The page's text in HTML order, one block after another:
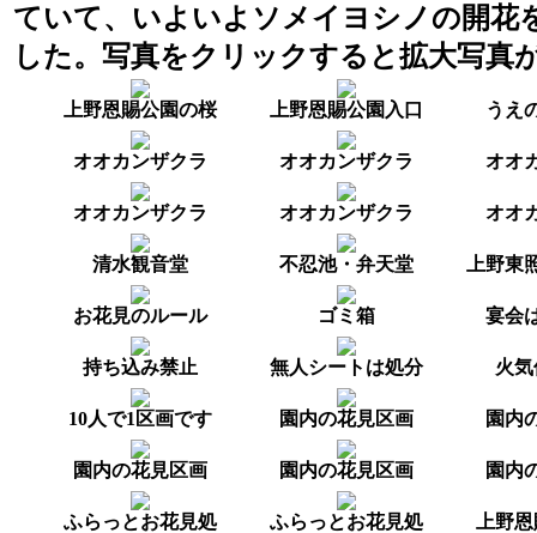
ていて、いよいよソメイヨシノの開花
した。写真をクリックすると拡大写真
上野恩賜公園の桜 上野恩賜公園入口 うえ
オオカンザクラ オオカンザクラ オオ
オオカンザクラ オオカンザクラ オオ
清水観音堂 不忍池・弁天堂 上野東
お花見のルール ゴミ箱 宴会
持ち込み禁止 無人シートは処分 火
10人で1区画です 園内の花見区画 園内
園内の花見区画 園内の花見区画 園内
ふらっとお花見処 ふらっとお花見処 上野